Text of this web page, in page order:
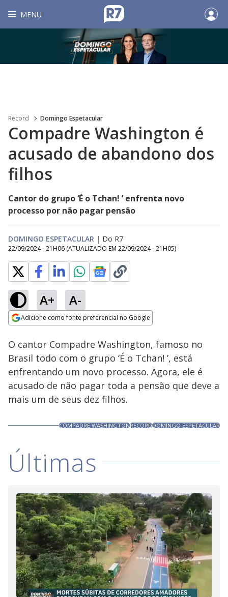
MENU
Record Domingo Espetacular
Compadre Washington é
acusado de abandono dos
filhos
Cantor do grupo ‘É o Tchan! ’ enfrenta novo
processo por não pagar pensão
DOMINGO ESPETACULAR | Do R7
22/09/2024 - 21H06 (ATUALIZADO EM 22/09/2024 - 21H05)
A+ A-
Adicione como fonte preferencial no Google
Ativar
Loaded :
15.46%
O cantor Compadre Washington, famoso no
Brasil todo com o grupo ‘É o Tchan! ’, está
enfrentando um novo processo. Agora, ele é
acusado de não pagar toda a pensão que deve a
mais um de seus dez filhos.
COMPADRE WASHINGTONRECORDDOMINGO ESPETACULAR
Últimas